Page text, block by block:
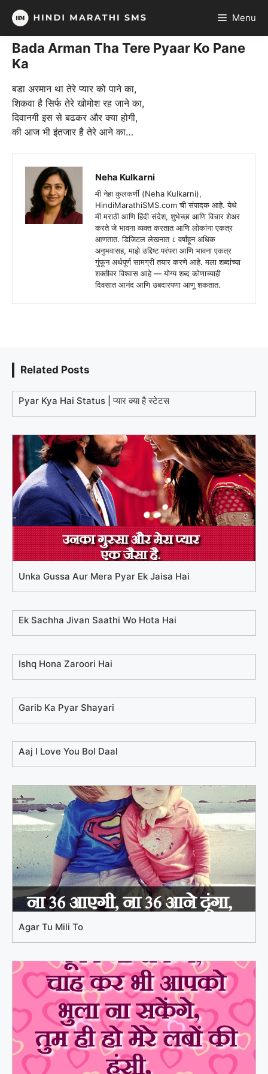
Skip
content
Menu
Bada Arman Tha Tere Pyaar Ko Pane
Ka
बडा अरमान था तेरे प्यार को पाने का,
शिकवा है सिर्फ तेरे खोमोश रह जाने का,
दिवानगी इस से बढकर और क्या होगी,
की आज भी इंतजार है तेरे आने का…
Neha Kulkarni
मी नेहा कुलकर्णी (Neha Kulkarni),
HindiMarathiSMS.com ची संपादक आहे. येथे
मी मराठी आणि हिंदी संदेश, शुभेच्छा आणि विचार शेअर
करते जे भावना व्यक्त करतात आणि लोकांना एकत्र
आणतात. डिजिटल लेखनात ८ वर्षांहून अधिक
अनुभवासह, माझे उद्दिष्ट परंपरा आणि भावना एकत्र
गुंफून अर्थपूर्ण सामग्री तयार करणे आहे. मला शब्दांच्या
शक्तीवर विश्वास आहे — योग्य शब्द कोणाच्याही
दिवसात आनंद आणि उबदारपणा आणू शकतात.
Related Posts
Pyar Kya Hai Status | प्यार क्या है स्टेटस
Unka Gussa Aur Mera Pyar Ek Jaisa Hai
Ek Sachha Jivan Saathi Wo Hota Hai
Ishq Hona Zaroori Hai
Garib Ka Pyar Shayari
Aaj I Love You Bol Daal
Agar Tu Mili To